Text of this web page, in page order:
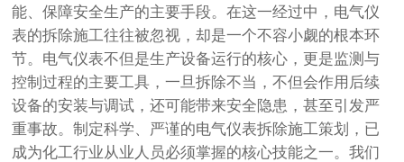
能、保障安全生产的主要手段。在这一经过中，电气仪
表的拆除施工往往被忽视，却是一个不容小觑的根本环
节。电气仪表不但是生产设备运行的核心，更是监测与
控制过程的主要工具，一旦拆除不当，不但会作用后续
设备的安装与调试，还可能带来安全隐患，甚至引发严
重事故。制定科学、严谨的电气仪表拆除施工策划，已
成为化工行业从业人员必须掌握的核心技能之一。我们